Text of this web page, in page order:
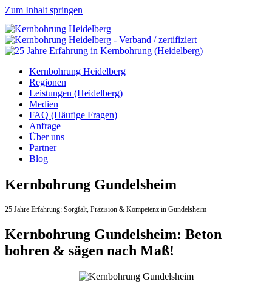
Zum Inhalt springen
Kernbohrung Heidelberg
Regionen
Leistungen (Heidelberg)
Medien
FAQ (Häufige Fragen)
Anfrage
Über uns
Partner
Blog
Kernbohrung Gundelsheim
25 Jahre Erfahrung: Sorgfalt, Präzision & Kompetenz in Gundelsheim
Kernbohrung Gundelsheim: Beton
bohren & sägen nach Maß!